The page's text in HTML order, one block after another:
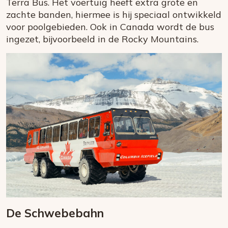
zachte banden, hiermee is hij speciaal ontwikkeld
voor poolgebieden. Ook in Canada wordt de bus
ingezet, bijvoorbeeld in de Rocky Mountains.
De Schwebebahn